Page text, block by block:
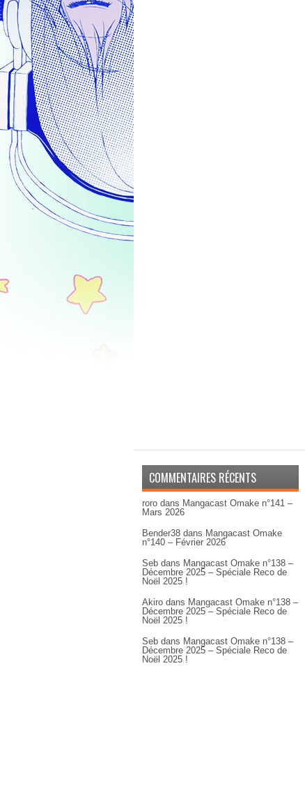
COMMENTAIRES RÉCENTS
roro dans Mangacast Omake n°141 –
Mars 2026
Bender38 dans Mangacast Omake
n°140 – Février 2026
Seb dans Mangacast Omake n°138 –
Décembre 2025 – Spéciale Reco de
Noël 2025 !
Akiro dans Mangacast Omake n°138 –
Décembre 2025 – Spéciale Reco de
Noël 2025 !
Seb dans Mangacast Omake n°138 –
Décembre 2025 – Spéciale Reco de
Noël 2025 !